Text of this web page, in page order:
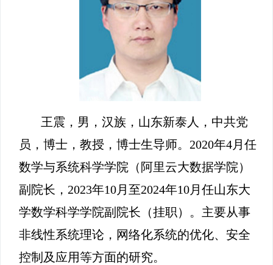
王震，男，汉族，山东新泰人，中共党
员，博士，教授，博士生导师。2020年4月任
数学与系统科学学院（阿里云大数据学院）
副院长，2023年10月至2024年10月任山东大
学数学科学学院副院长（挂职）。主要从事
非线性系统理论，网络化系统的优化、安全
控制及应用等方面的研究。